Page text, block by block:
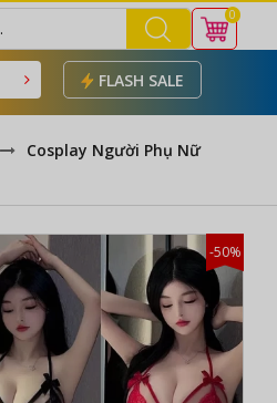
0
FLASH SALE
Cosplay Người Phụ Nữ
-50%